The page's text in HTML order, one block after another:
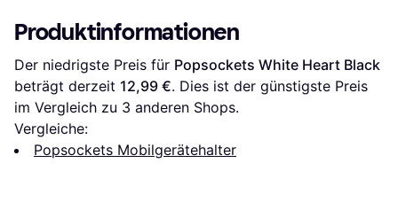
Produktinformationen
Der niedrigste Preis für Popsockets White Heart Black
beträgt derzeit 12,99 €. Dies ist der günstigste Preis
im Vergleich zu 3 anderen Shops.
Vergleiche:
Popsockets Mobilgerätehalter